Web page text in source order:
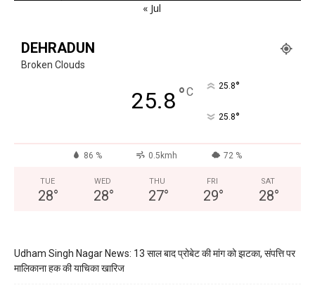
« Jul
DEHRADUN
Broken Clouds
25.8°C 25.8°
25.8°
86 % 0.5kmh 72 %
TUE
28°
WED
28°
THU
27°
FRI
29°
SAT
28°
Udham Singh Nagar News: 13 साल बाद प्रोबेट की मांग को झटका, संपत्ति पर
मालिकाना हक की याचिका खारिज